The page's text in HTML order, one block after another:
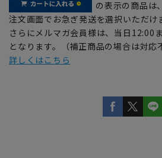
の表示の商品は、
注文画面でお急ぎ発送を選択いただけ
さらにメルマガ会員様は、当日12:00
となります。（補正商品の場合は対応
詳しくはこちら